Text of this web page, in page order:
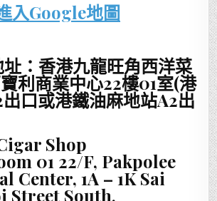
入Google地圖
：香港九龍旺角西洋菜
利商業中心22樓01室(港
口或港鐵油麻地站A2出
Shop
01 22/F, Pakpolee
Center, 1A – 1K Sai
Street South,